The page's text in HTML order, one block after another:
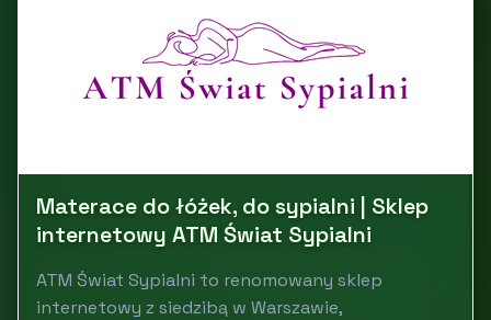
Materace do łóżek, do sypialni | Sklep
internetowy ATM Świat Sypialni
ATM Świat Sypialni to renomowany sklep
internetowy z siedzibą w Warszawie,